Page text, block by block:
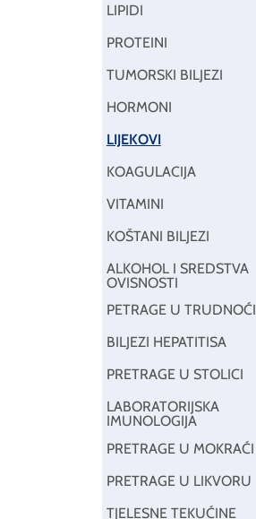
LIPIDI
PROTEINI
TUMORSKI BILJEZI
HORMONI
LIJEKOVI
KOAGULACIJA
VITAMINI
KOŠTANI BILJEZI
ALKOHOL I SREDSTVA
OVISNOSTI
PETRAGE U TRUDNOĆI
BILJEZI HEPATITISA
PRETRAGE U STOLICI
LABORATORIJSKA
IMUNOLOGIJA
PRETRAGE U MOKRAĆI
PRETRAGE U LIKVORU
TJELESNE TEKUĆINE